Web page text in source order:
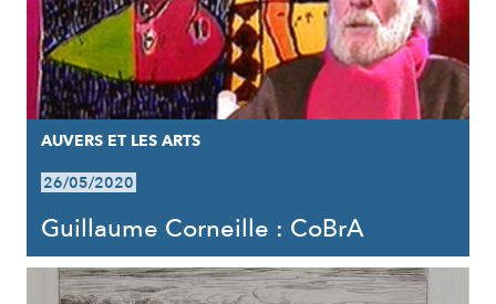
AUVERS ET LES ARTS
26/05/2020
Guillaume Corneille : CoBrA